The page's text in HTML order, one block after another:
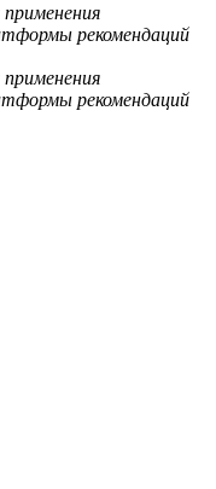
рекомендаций
рекомендаций